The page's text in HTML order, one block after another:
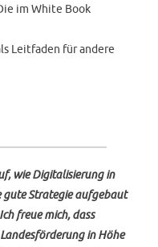
im White Book
Leitfaden für andere
wie Digitalisierung in
gute Strategie aufgebaut
freue mich,dass
in Höhe